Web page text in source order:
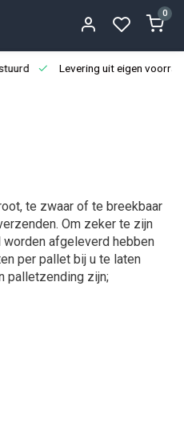
0
Levering uit eigen
te zwaar of te breekbaar
Om zeker te zijn
afgeleverd hebben
per pallet bij u te laten
palletzending zijn;